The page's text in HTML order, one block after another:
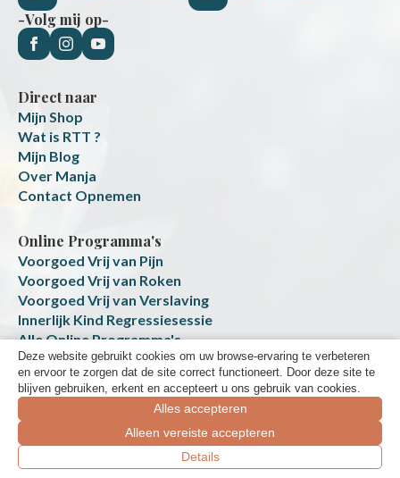
-Volg mij op-
Direct naar
Mijn Shop
Wat is RTT ?
Mijn Blog
Over Manja
Contact Opnemen
Online Programma's
Voorgoed Vrij van Pijn
Voorgoed Vrij van Roken
Voorgoed Vrij van Verslaving
Innerlijk Kind Regressiesessie
Alle Online Programma's
Transformatie Platform
Boek een gratis ontdek-sessie
Deze website gebruikt cookies om uw browse-ervaring te verbeteren
en ervoor te zorgen dat de site correct functioneert. Door deze site te
blijven gebruiken, erkent en accepteert u ons gebruik van cookies.
Alles accepteren
Alleen vereiste accepteren
Details